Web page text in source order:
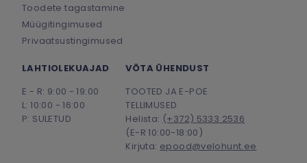
Toodete tagastamine
Müügitingimused
Privaatsustingimused
LAHTIOLEKUAJAD
E - R: 9:00 - 19:00
L: 10:00 - 16:00
P: SULETUD
VÕTA ÜHENDUST
TOOTED JA E-POE
TELLIMUSED
Helista: (+372) 5333 2536
(E-R 10:00-18:00)
Kirjuta: epood@velohunt.ee